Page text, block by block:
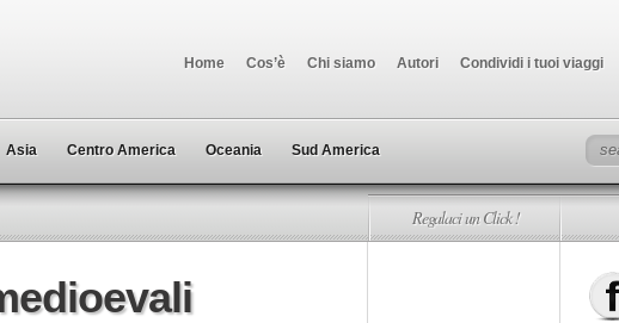
Home Cos’è Chi siamo Autori Condividi i tuoi viaggi
Asia Centro America Oceania Sud America
Regalaci un Click !